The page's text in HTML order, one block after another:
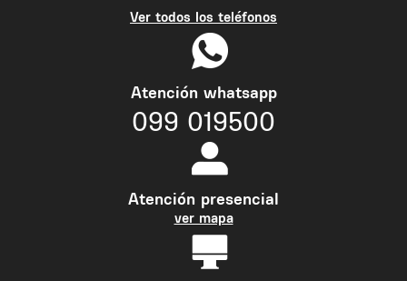
Ver todos los teléfonos
Atención whatsapp
099 019500
Atención presencial
ver mapa